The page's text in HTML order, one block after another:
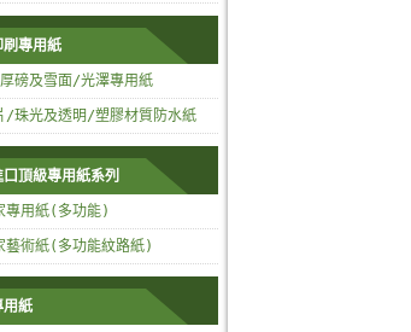
刷專用紙
磅及雪面/光澤專用紙
/珠光及透明/塑膠材質防水紙
口頂級專用紙系列
專用紙(多功能)
藝術紙(多功能紋路紙)
用紙